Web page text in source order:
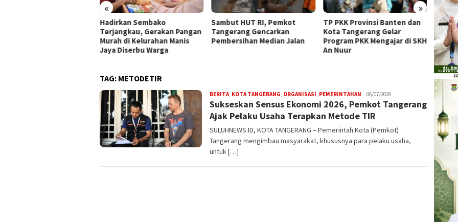
« »
Hadirkan Sembako
Terjangkau, Gerakan Pangan
Murah di Kelurahan Manis
Jaya Diserbu Warga
Sambut HUT RI, Pemkot
Tangerang Gencarkan
Pembersihan Median Jalan
TP PKK Provinsi Banten dan
Kota Tangerang Gelar
Program PKK Mengajar di SKH
An Nuur
Wali
Pusat
TAG: METODETIR
BERITA, KOTA TANGERANG, ORGANISASI, PEMERINTAHAN W4nt0
06/07/2026
Sukseskan Sensus Ekonomi 2026, Pemkot Tangerang
Ajak Pelaku Usaha Terapkan Metode TIR
SULUHNEWS.ID, KOTA TANGERANG – Pemerintah Kota (Pemkot)
Tangerang mengimbau masyarakat, khususnya para pelaku usaha,
untuk […]